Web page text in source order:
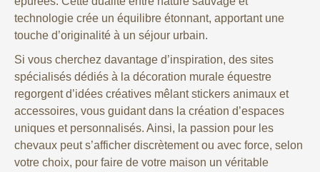
technologie crée un équilibre étonnant, apportant une
touche d’originalité à un séjour urbain.
Si vous cherchez davantage d’inspiration, des sites
spécialisés dédiés à la décoration murale équestre
regorgent d’idées créatives mêlant stickers animaux et
accessoires, vous guidant dans la création d’espaces
uniques et personnalisés. Ainsi, la passion pour les
chevaux peut s’afficher discrètement ou avec force, selon
votre choix, pour faire de votre maison un véritable